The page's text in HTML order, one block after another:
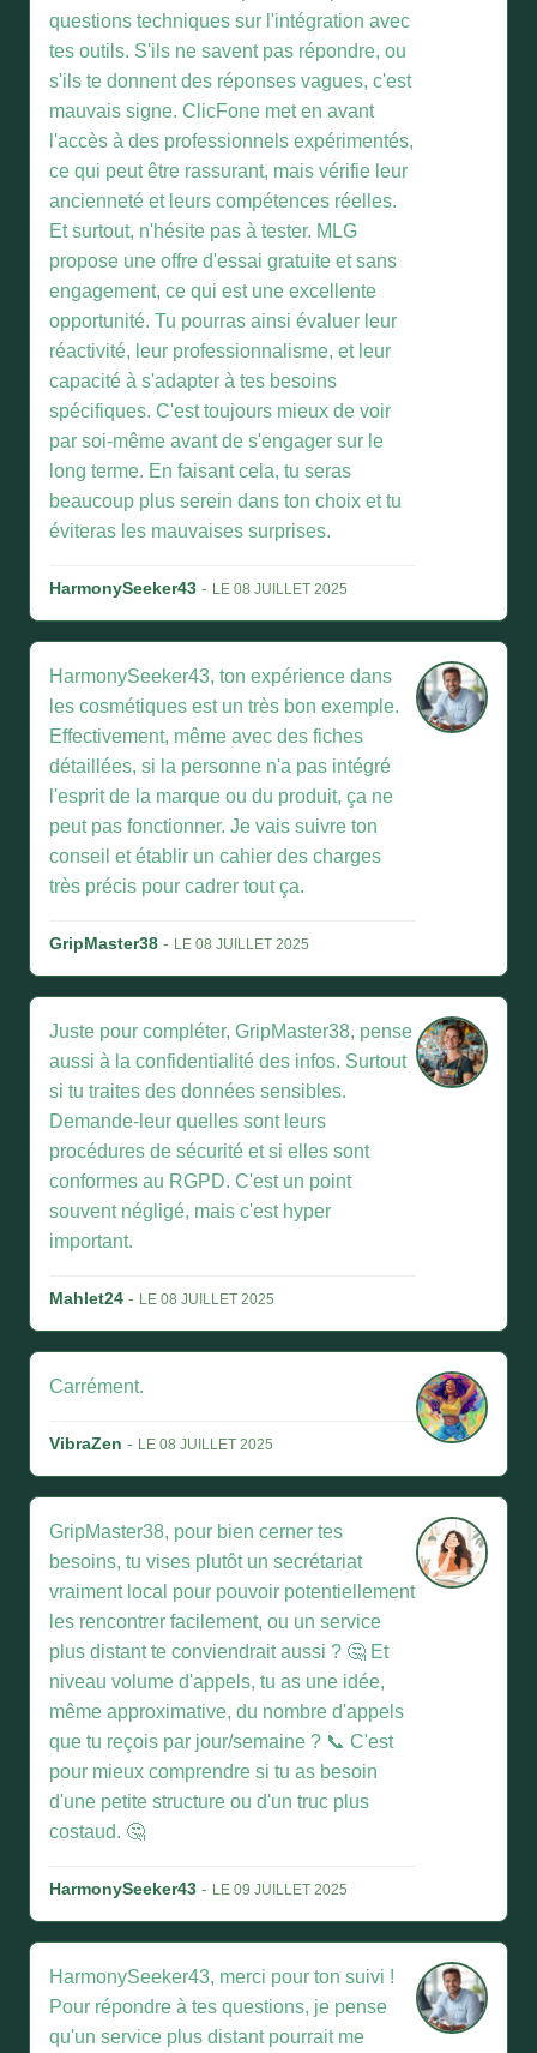
questions techniques sur l'intégration avec
tes outils. S'ils ne savent pas répondre, ou
s'ils te donnent des réponses vagues, c'est
mauvais signe. ClicFone met en avant
l'accès à des professionnels expérimentés,
ce qui peut être rassurant, mais vérifie leur
ancienneté et leurs compétences réelles.
Et surtout, n'hésite pas à tester. MLG
propose une offre d'essai gratuite et sans
engagement, ce qui est une excellente
opportunité. Tu pourras ainsi évaluer leur
réactivité, leur professionnalisme, et leur
capacité à s'adapter à tes besoins
spécifiques. C'est toujours mieux de voir
par soi-même avant de s'engager sur le
long terme. En faisant cela, tu seras
beaucoup plus serein dans ton choix et tu
éviteras les mauvaises surprises.
HarmonySeeker43 - LE 08 JUILLET 2025
HarmonySeeker43, ton expérience dans
les cosmétiques est un très bon exemple.
Effectivement, même avec des fiches
détaillées, si la personne n'a pas intégré
l'esprit de la marque ou du produit, ça ne
peut pas fonctionner. Je vais suivre ton
conseil et établir un cahier des charges
très précis pour cadrer tout ça.
GripMaster38 - LE 08 JUILLET 2025
Juste pour compléter, GripMaster38, pense
aussi à la confidentialité des infos. Surtout
si tu traites des données sensibles.
Demande-leur quelles sont leurs
procédures de sécurité et si elles sont
conformes au RGPD. C'est un point
souvent négligé, mais c'est hyper
important.
Mahlet24 - LE 08 JUILLET 2025
Carrément.
VibraZen - LE 08 JUILLET 2025
GripMaster38, pour bien cerner tes
besoins, tu vises plutôt un secrétariat
vraiment local pour pouvoir potentiellement
les rencontrer facilement, ou un service
plus distant te conviendrait aussi ? 🤔 Et
niveau volume d'appels, tu as une idée,
même approximative, du nombre d'appels
que tu reçois par jour/semaine ? 📞 C'est
pour mieux comprendre si tu as besoin
d'une petite structure ou d'un truc plus
costaud. 🤔
HarmonySeeker43 - LE 09 JUILLET 2025
HarmonySeeker43, merci pour ton suivi !
Pour répondre à tes questions, je pense
qu'un service plus distant pourrait me